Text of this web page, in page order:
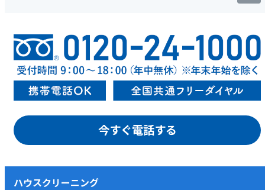
今すぐ電話する
ハウスクリーニング